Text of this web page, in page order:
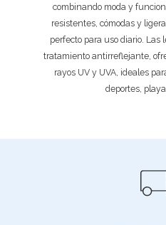
combinando moda y
resistentes, cómodas y
perfecto para uso diario. Las
tratamiento antirreflejante,
rayos UV y UVA, ideales
deportes,